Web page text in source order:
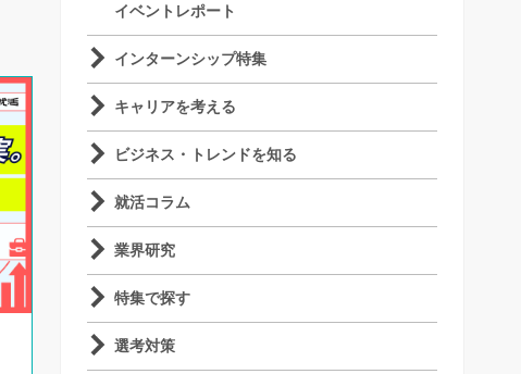
イベントレポート
インターンシップ特集
キャリアを考える
ビジネス・トレンドを知る
就活コラム
業界研究
特集で探す
選考対策